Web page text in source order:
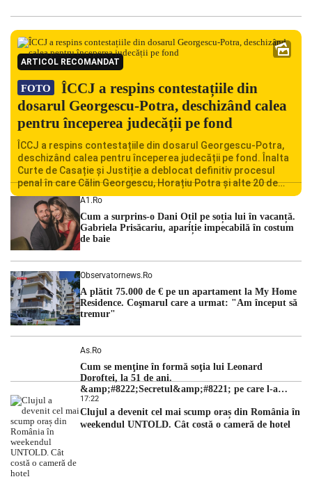
ARTICOL RECOMANDAT
FOTO
ÎCCJ a respins contestațiile din
dosarul Georgescu-Potra, deschizând calea
pentru începerea judecății pe fond
ÎCCJ a respins contestațiile din dosarul Georgescu-Potra,
deschizând calea pentru începerea judecății pe fond. Înalta
Curte de Casație și Justiție a deblocat definitiv procesul
penal în care Călin Georgescu, Horațiu Potra și alte 20 de
persoane sunt acuzați de acțiuni îndreptate împotriva
ordinii constituționale. În ședința din camera preliminară,
judecătorii de la instanța supremă au […]
A1.ro
Cum a surprins-o Dani Oțil pe soția lui în vacanță.
Gabriela Prisăcariu, apariție impecabilă în costum
de baie
Observatornews.ro
A plătit 75.000 de € pe un apartament la My Home
Residence. Coşmarul care a urmat: "Am început să
tremur"
As.ro
Cum se menţine în formă soţia lui Leonard
Doroftei, la 51 de ani.
&amp;#8222;Secretul&amp;#8221; pe care l-a
dezvăluit
17:22
Clujul a devenit cel mai scump oraș din România în
weekendul UNTOLD. Cât costă o cameră de hotel